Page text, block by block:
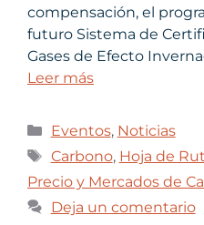
compensación, el
futuro Sistema de
Gases de Efecto
Leer más
Eventos, Noticias
Carbono, Hoja de
Precio y Mercados de
Deja un comentario